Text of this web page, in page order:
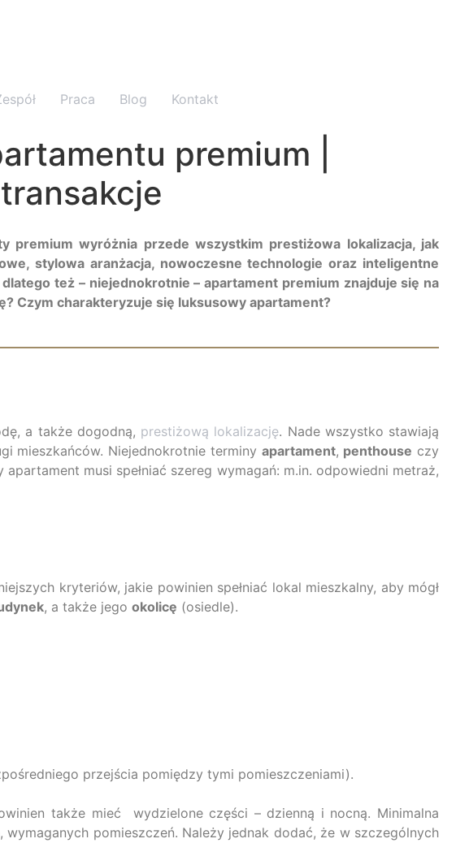
Praca Blog Kontakt
premium |
premium wyróżnia przede wszystkim prestiżowa lokalizacja, jak
stylowa aranżacja, nowoczesne technologie oraz inteligentne
też – niejednokrotnie – apartament premium znajduje się na
Czym charakteryzuje się luksusowy apartament?
a także dogodną, prestiżową lokalizację. Nade wszystko stawiają
mieszkańców. Niejednokrotnie terminy apartament, penthouse czy
apartament musi spełniać szereg wymagań: m.in. odpowiedni metraż,
kryteriów, jakie powinien spełniać lokal mieszkalny, aby mógł
, a także jego okolicę (osiedle).
przejścia pomiędzy tymi pomieszczeniami).
także mieć wydzielone części – dzienną i nocną. Minimalna
pomieszczeń. Należy jednak dodać, że w szczególnych